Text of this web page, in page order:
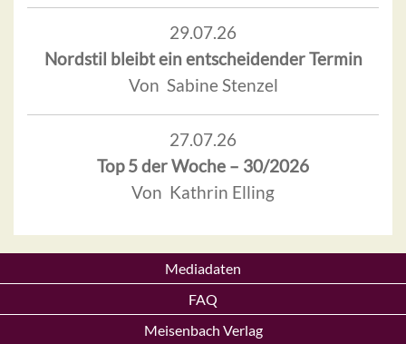
29.07.26
Nordstil bleibt ein entscheidender Termin
Von Sabine Stenzel
27.07.26
Top 5 der Woche – 30/2026
Von Kathrin Elling
Mediadaten
FAQ
Meisenbach Verlag